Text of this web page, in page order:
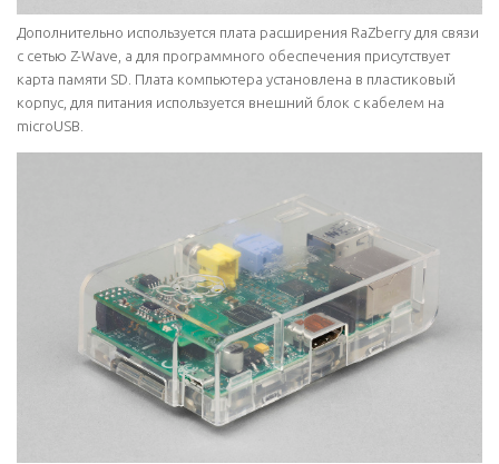
Дополнительно используется плата расширения RaZberry для связи
с сетью Z-Wave, а для программного обеспечения присутствует
карта памяти SD. Плата компьютера установлена в пластиковый
корпус, для питания используется внешний блок с кабелем на
microUSB.